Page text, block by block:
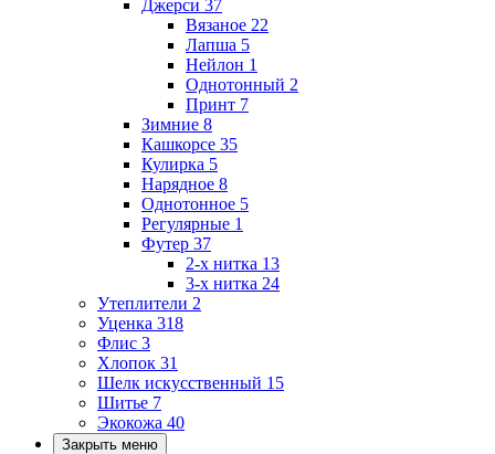
Джерси 37
Вязаное 22
Лапша 5
Нейлон 1
Однотонный 2
Принт 7
Зимние 8
Кашкорсе 35
Кулирка 5
Нарядное 8
Однотонное 5
Регулярные 1
Футер 37
2-х нитка 13
3-х нитка 24
Утеплители 2
Уценка 318
Флис 3
Хлопок 31
Шелк искусственный 15
Шитье 7
Экокожа 40
Закрыть меню